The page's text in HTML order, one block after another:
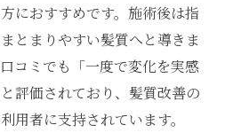
におすすめです。施術後は指
とまりやすい髪質へと導きま
コミでも「一度で変化を実感
評価されており、髪質改善の
用者に支持されています。